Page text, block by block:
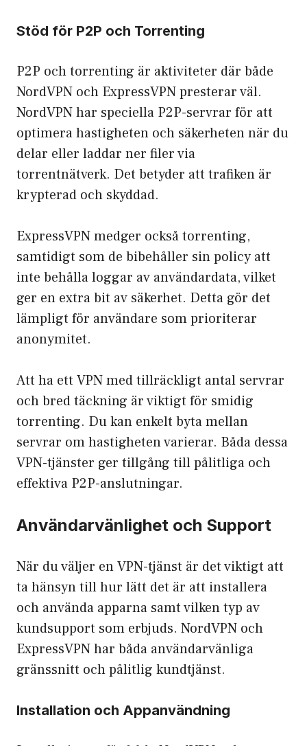
Stöd för P2P och Torrenting
P2P och torrenting är aktiviteter där både
NordVPN och ExpressVPN presterar väl.
NordVPN har speciella P2P-servrar för att
optimera hastigheten och säkerheten när du
delar eller laddar ner filer via
torrentnätverk. Det betyder att trafiken är
krypterad och skyddad.
ExpressVPN medger också torrenting,
samtidigt som de bibehåller sin policy att
inte behålla loggar av användardata, vilket
ger en extra bit av säkerhet. Detta gör det
lämpligt för användare som prioriterar
anonymitet.
Att ha ett VPN med tillräckligt antal servrar
och bred täckning är viktigt för smidig
torrenting. Du kan enkelt byta mellan
servrar om hastigheten varierar. Båda dessa
VPN-tjänster ger tillgång till pålitliga och
effektiva P2P-anslutningar.
Användarvänlighet och Support
När du väljer en VPN-tjänst är det viktigt att
ta hänsyn till hur lätt det är att installera
och använda apparna samt vilken typ av
kundsupport som erbjuds. NordVPN och
ExpressVPN har båda användarvänliga
gränssnitt och pålitlig kundtjänst.
Installation och Appanvändning